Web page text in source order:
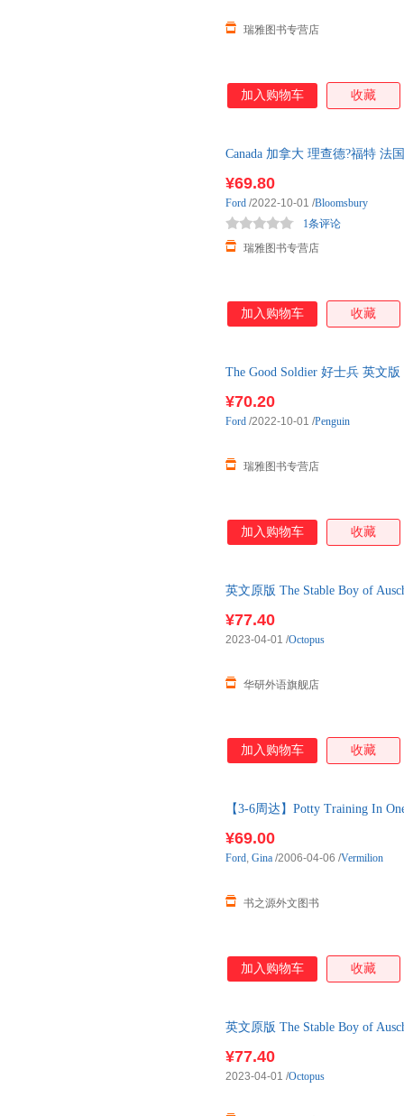
瑞雅图书专营店
加入购物车 收藏
Canada 加拿大 理查德?福特 法
¥69.80
瑞雅图书专营店
1条评论
Ford /2022-10-01 /Bloomsbury
加入购物车 收藏
The Good Soldier 好士兵 英文
¥70.20
瑞雅图书专营店
Ford /2022-10-01 /Penguin
加入购物车 收藏
英文原版 The Stable Boy of
¥77.40
华研外语旗舰店
2023-04-01 /Octopus
加入购物车 收藏
【3-6周达】Potty Training In
¥69.00
书之源外文图书
Ford, Gina /2006-04-06 /Vermilion
加入购物车 收藏
英文原版 The Stable Boy of
¥77.40
2023-04-01 /Octopus